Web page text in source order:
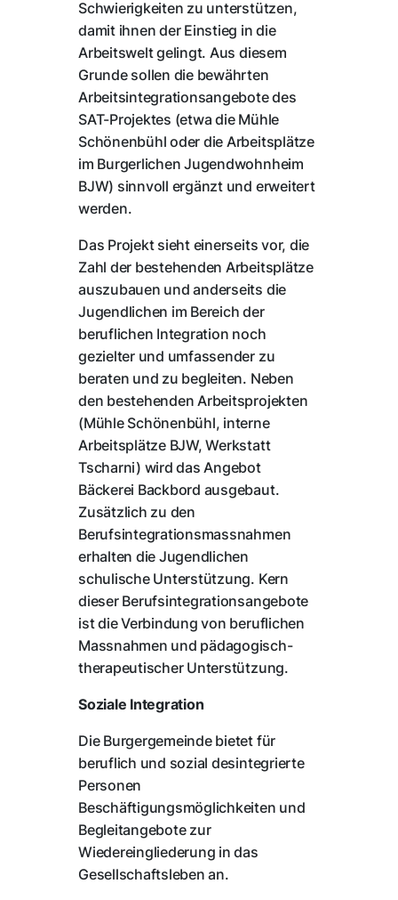
Schwierigkeiten zu unterstützen,
damit ihnen der Einstieg in die
Arbeitswelt gelingt. Aus diesem
Grunde sollen die bewährten
Arbeitsintegrationsangebote des
SAT-Projektes (etwa die Mühle
Schönenbühl oder die Arbeitsplätze
im Burgerlichen Jugendwohnheim
BJW) sinnvoll ergänzt und erweitert
werden.
Das Projekt sieht einerseits vor, die
Zahl der bestehenden Arbeitsplätze
auszubauen und anderseits die
Jugendlichen im Bereich der
beruflichen Integration noch
gezielter und umfassender zu
beraten und zu begleiten. Neben
den bestehenden Arbeitsprojekten
(Mühle Schönenbühl, interne
Arbeitsplätze BJW, Werkstatt
Tscharni) wird das Angebot
Bäckerei Backbord ausgebaut.
Zusätzlich zu den
Berufsintegrationsmassnahmen
erhalten die Jugendlichen
schulische Unterstützung. Kern
dieser Berufsintegrationsangebote
ist die Verbindung von beruflichen
Massnahmen und pädagogisch-
therapeutischer Unterstützung.
Soziale Integration
Die Burgergemeinde bietet für
beruflich und sozial desintegrierte
Personen
Beschäftigungsmöglichkeiten und
Begleitangebote zur
Wiedereingliederung in das
Gesellschaftsleben an.